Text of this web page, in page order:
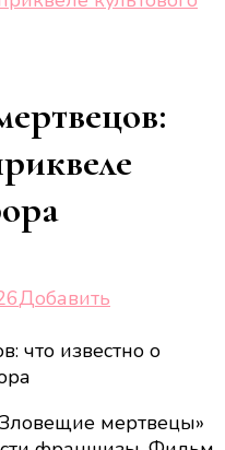
Добавить
мертвецы»